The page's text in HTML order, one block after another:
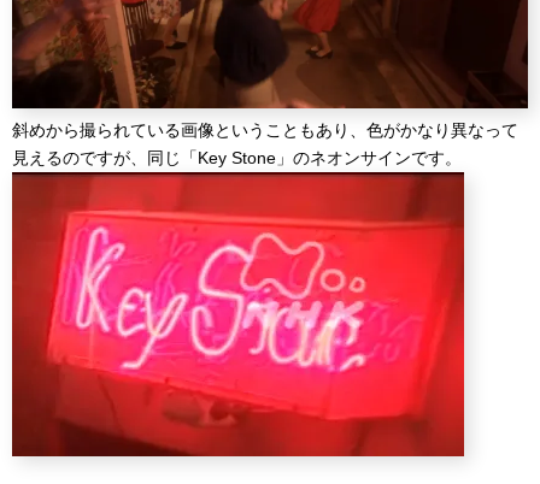
斜めから撮られている画像ということもあり、色がかなり異なって
見えるのですが、同じ「Key Stone」のネオンサインです。